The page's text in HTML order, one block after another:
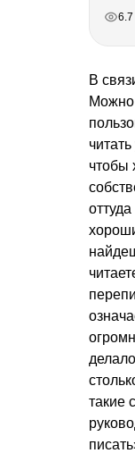
В
Можно
чтобы
такие